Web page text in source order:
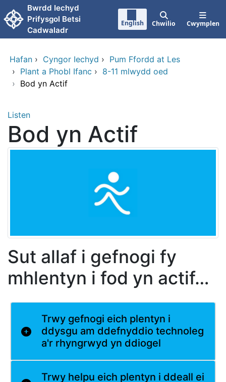
Neidio i'r prif gynnwy
Bwrdd Iechyd
Prifysgol Betsi
Cadwaladr
English Chwilio Cwymplen
Hafan › Cyngor Iechyd › Pum Ffordd at Les
› Plant a Phobl Ifanc › 8-11 mlwydd oed
› Bod yn Actif
Listen
Bod yn Actif
Sut allaf i gefnogi fy
mhlentyn i fod yn actif…
Trwy gefnogi eich plentyn i
ddysgu am ddefnyddio technoleg
a'r rhyngrwyd yn ddiogel
Trwy helpu eich plentyn i ddeall ei